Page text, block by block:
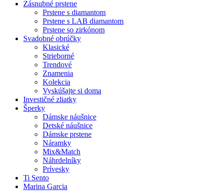
Zásnubné prstene
Prstene s diamantom
Prstene s LAB diamantom
Prstene so zirkónom
Svadobné obrúčky
Klasické
Strieborné
Trendové
Znamenia
Kolekcia
Vyskúšajte si doma
Investičné zliatky
Šperky
Dámske náušnice
Detské náušnice
Dámske prstene
Náramky
Mix&Match
Náhrdelníky
Prívesky
Ti Sento
Marina Garcia